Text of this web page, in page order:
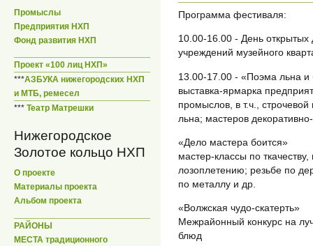
Промыслы
Предприятия НХП
Фонд развития НХП
Проект «100 лиц НХП»
***АЗБУКА нижегородских НХП
и МТБ, ремесел
*** Театр Матрешки
Нижегородское
Золотое кольцо НХП
О проекте
Материалы проекта
Альбом проекта
РАЙОНЫ
МЕСТА традиционного
Программа фестиваля:
10.00-16.00 - День
учреждений музейного
13.00-17.00 - «Поэма льна и
выставка-ярмарка
промыслов, в т.ч.,
льна; мастеров
«Дело мастера боится»
мастер-классы по
лозоплетению; резьбе по
по металлу и др.
«Волжская чудо-скатерть»
Межрайонный конкурс на
блюд